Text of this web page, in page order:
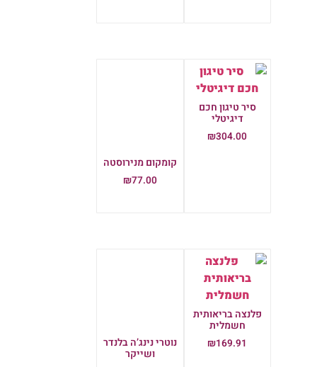
סיר טיגון חכם
דיגיטלי
₪304.00
קומקום מנירוסטה
₪77.00
פלנצה בריאותית
חשמלית
₪169.91 נוטרי נינג’ה בלנדר
ושייקר